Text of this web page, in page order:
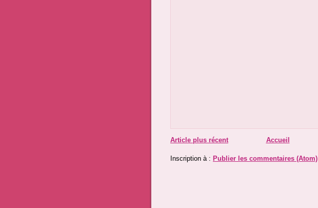
Article plus récent Accueil
Inscription à : Publier les commentaires (Atom)